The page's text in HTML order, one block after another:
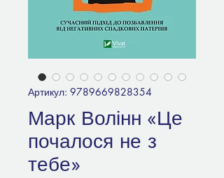
Артикул: 9789669828354
Марк Волінн «Це
почалося не з
тебе»